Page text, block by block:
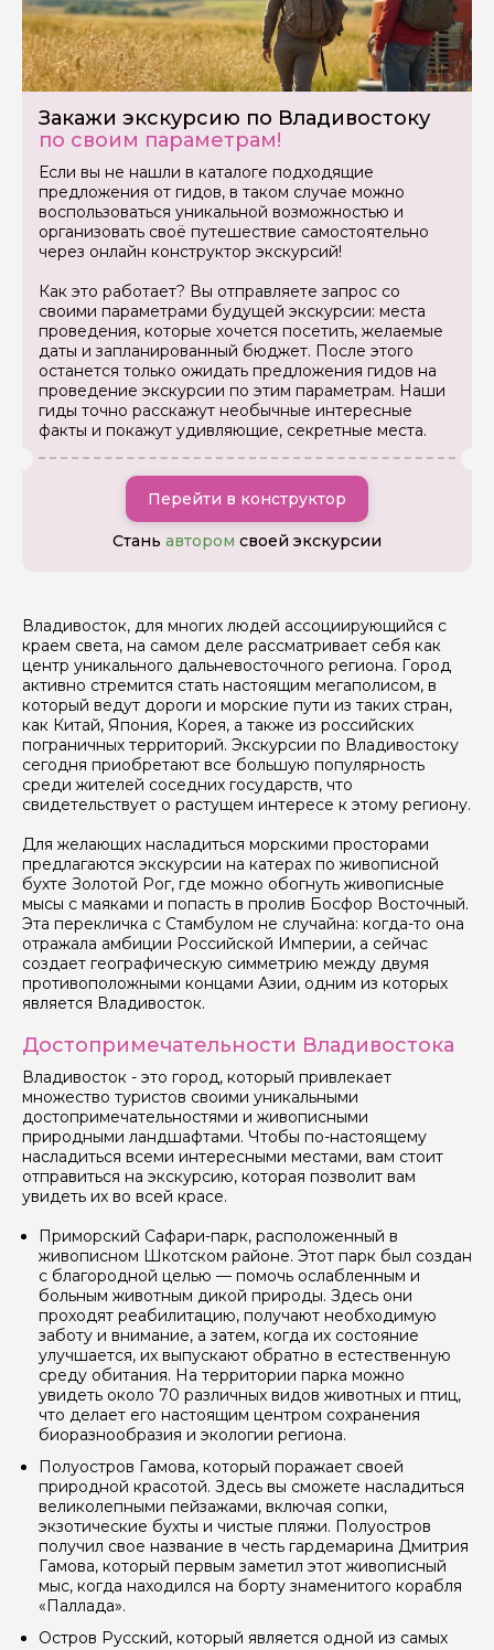
Закажи экскурсию по Владивостоку
по своим параметрам!
Если вы не нашли в каталоге подходящие
предложения от гидов, в таком случае можно
воспользоваться уникальной возможностью и
организовать своё путешествие самостоятельно
через онлайн конструктор экскурсий!
Как это работает? Вы отправляете запрос со
своими параметрами будущей экскурсии: места
проведения, которые хочется посетить, желаемые
даты и запланированный бюджет. После этого
останется только ожидать предложения гидов на
проведение экскурсии по этим параметрам. Наши
гиды точно расскажут необычные интересные
факты и покажут удивляющие, секретные места.
Перейти в конструктор
Стань автором своей экскурсии
Владивосток, для многих людей ассоциирующийся с
краем света, на самом деле рассматривает себя как
центр уникального дальневосточного региона. Город
активно стремится стать настоящим мегаполисом, в
который ведут дороги и морские пути из таких стран,
как Китай, Япония, Корея, а также из российских
пограничных территорий. Экскурсии по Владивостоку
сегодня приобретают все большую популярность
среди жителей соседних государств, что
свидетельствует о растущем интересе к этому региону.
Для желающих насладиться морскими просторами
предлагаются экскурсии на катерах по живописной
бухте Золотой Рог, где можно обогнуть живописные
мысы с маяками и попасть в пролив Босфор Восточный.
Эта перекличка с Стамбулом не случайна: когда-то она
отражала амбиции Российской Империи, а сейчас
создает географическую симметрию между двумя
противоположными концами Азии, одним из которых
является Владивосток.
Достопримечательности Владивостока
Владивосток - это город, который привлекает
множество туристов своими уникальными
достопримечательностями и живописными
природными ландшафтами. Чтобы по-настоящему
насладиться всеми интересными местами, вам стоит
отправиться на экскурсию, которая позволит вам
увидеть их во всей красе.
Приморский Сафари-парк, расположенный в
живописном Шкотском районе. Этот парк был создан
с благородной целью — помочь ослабленным и
больным животным дикой природы. Здесь они
проходят реабилитацию, получают необходимую
заботу и внимание, а затем, когда их состояние
улучшается, их выпускают обратно в естественную
среду обитания. На территории парка можно
увидеть около 70 различных видов животных и птиц,
что делает его настоящим центром сохранения
биоразнообразия и экологии региона.
Полуостров Гамова, который поражает своей
природной красотой. Здесь вы сможете насладиться
великолепными пейзажами, включая сопки,
экзотические бухты и чистые пляжи. Полуостров
получил свое название в честь гардемарина Дмитрия
Гамова, который первым заметил этот живописный
мыс, когда находился на борту знаменитого корабля
«Паллада».
Остров Русский, который является одной из самых
Ваша электронная почта
Ваш номер телефона
Вопросы и комментарии
Если у вас есть интересующие вопросы, можете их
задать
Я даю своё согласие на обработку персональных
данных
Отправить